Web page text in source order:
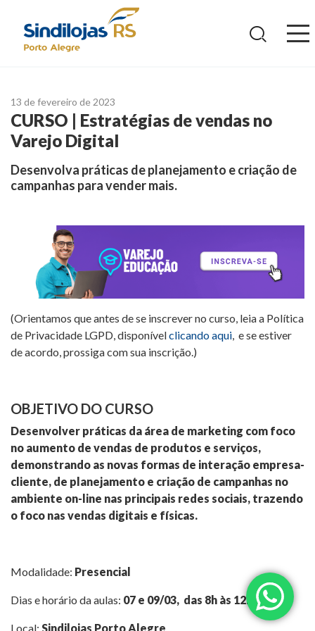
13 de fevereiro de 2023
CURSO | Estratégias de vendas no
Varejo Digital
Desenvolva práticas de planejamento e criação de
campanhas para vender mais.
(Orientamos que antes de se inscrever no curso, leia a Política
de Privacidade LGPD, disponívelclicando aqui, e se estiver
de acordo, prossiga com sua inscrição.)
OBJETIVO DO CURSO
Desenvolver práticas da área de marketing com foco
no aumento de vendas de produtos e serviços,
demonstrando as novas formas de interação empresa-
cliente, de planejamento e criação de campanhas no
ambiente on-line nas principais redes sociais, trazendo
o foco nas vendas digitais e físicas.
Modalidade: Presencial
Dias e horário da aulas: 07 e 09/03, das 8h às 12h
Local: Sindilojas Porto Alegre